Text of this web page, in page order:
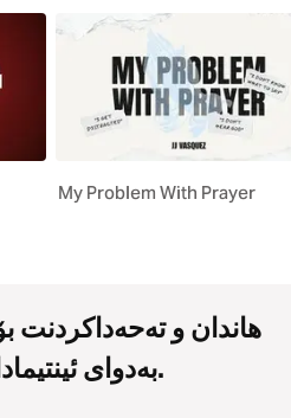
My Problem With Prayer
هاندان و
بەدوای ئینتیمادا بگەڕێیت لەگەڵ خودا.